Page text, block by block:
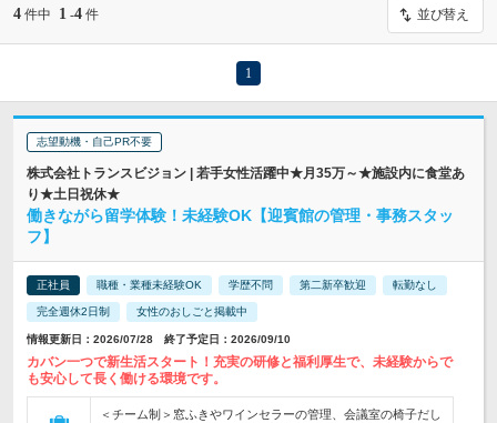
4 件中 1 -4 件 並び替え
1
志望動機・自己PR不要
株式会社トランスビジョン | 若手女性活躍中★月35万～★施設内に食堂あ
り★土日祝休★
働きながら留学体験！未経験OK【迎賓館の管理・事務スタッ
フ】
正社員 職種・業種未経験OK 学歴不問 第二新卒歓迎 転勤なし
完全週休2日制 女性のおしごと掲載中
情報更新日：2026/07/28 終了予定日：2026/09/10
カバン一つで新生活スタート！充実の研修と福利厚生で、未経験からで
も安心して長く働ける環境です。
＜チーム制＞窓ふきやワインセラーの管理、会議室の椅子だし